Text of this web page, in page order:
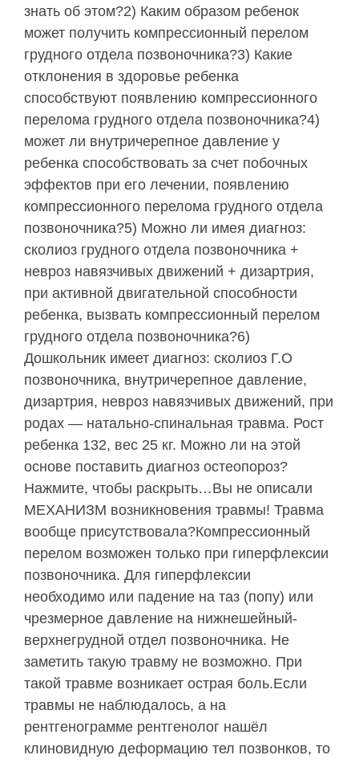
знать об этом?2) Каким образом ребенок
может получить компрессионный перелом
грудного отдела позвоночника?3) Какие
отклонения в здоровье ребенка
способствуют появлению компрессионного
перелома грудного отдела позвоночника?4)
может ли внутричерепное давление у
ребенка способствовать за счет побочных
эффектов при его лечении, появлению
компрессионного перелома грудного отдела
позвоночника?5) Можно ли имея диагноз:
сколиоз грудного отдела позвоночника +
невроз навязчивых движений + дизартрия,
при активной двигательной способности
ребенка, вызвать компрессионный перелом
грудного отдела позвоночника?6)
Дошкольник имеет диагноз: сколиоз Г.О
позвоночника, внутричерепное давление,
дизартрия, невроз навязчивых движений, при
родах — натально-спинальная травма. Рост
ребенка 132, вес 25 кг. Можно ли на этой
основе поставить диагноз остеопороз?
Нажмите, чтобы раскрыть…Вы не описали
МЕХАНИЗМ возникновения травмы! Травма
вообще присутствовала?Компрессионный
перелом возможен только при гиперфлексии
позвоночника. Для гиперфлексии
необходимо или падение на таз (попу) или
чрезмерное давление на нижнешейный-
верхнегрудной отдел позвоночника. Не
заметить такую травму не возможно. При
такой травме возникает острая боль.Если
травмы не наблюдалось, а на
рентгенограмме рентгенолог нашёл
клиновидную деформацию тел позвонков, то